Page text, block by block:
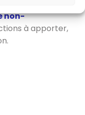
non-
à apporter,